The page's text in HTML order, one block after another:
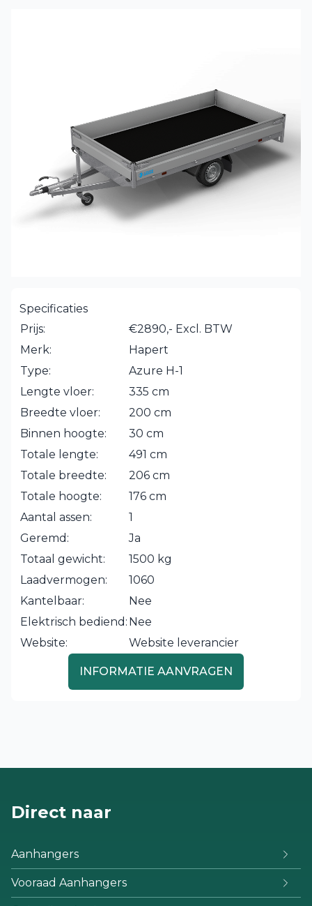
Specificaties
Prijs:
€2890,- Excl. BTW
Merk:
Hapert
Type:
Azure H-1
Lengte vloer:
335 cm
Breedte vloer:
200 cm
Binnen hoogte:
30 cm
Totale lengte:
491 cm
Totale breedte:
206 cm
Totale hoogte:
176 cm
Aantal assen:
1
Geremd:
Ja
Totaal gewicht:
1500 kg
Laadvermogen:
1060
Kantelbaar:
Nee
Elektrisch bediend: Nee
Website:
Website leverancier
INFORMATIE AANVRAGEN
Direct naar
Aanhangers
Vooraad Aanhangers